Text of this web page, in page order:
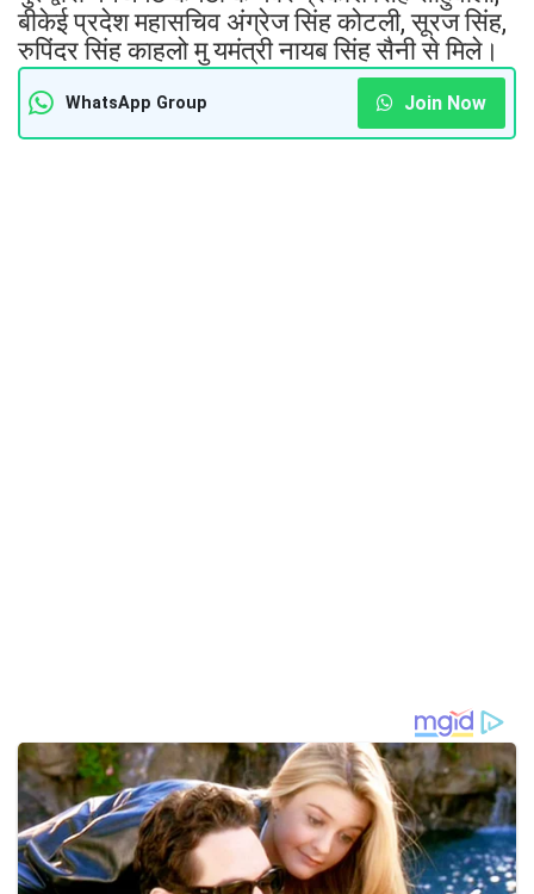
बीकेई प्रदेश महासचिव अंग्रेज सिंह कोटली, सूरज सिंह,
रुपिंदर सिंह काहलो मु यमंत्री नायब सिंह सैनी से मिले।
WhatsApp Group Join Now